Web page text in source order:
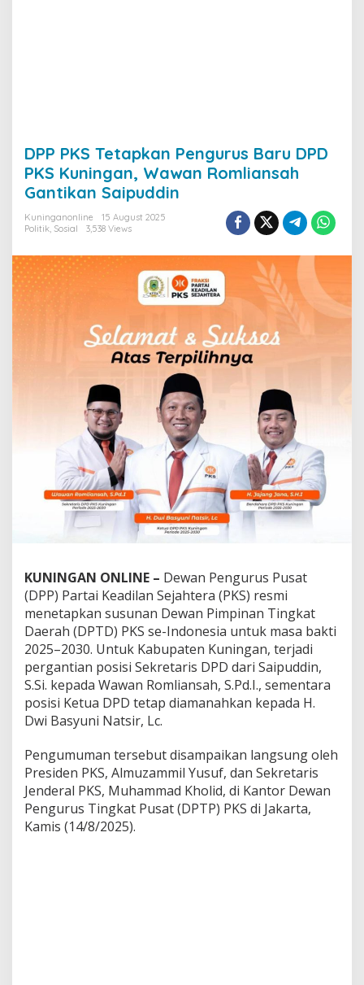
DPP PKS Tetapkan Pengurus Baru DPD
PKS Kuningan, Wawan Romliansah
Gantikan Saipuddin
Kuninganonline
15 August 2025
Politik, Sosial 3,538 Views
KUNINGAN ONLINE – Dewan Pengurus Pusat
(DPP) Partai Keadilan Sejahtera (PKS) resmi
menetapkan susunan Dewan Pimpinan Tingkat
Daerah (DPTD) PKS se-Indonesia untuk masa bakti
2025–2030. Untuk Kabupaten Kuningan, terjadi
pergantian posisi Sekretaris DPD dari Saipuddin,
S.Si. kepada Wawan Romliansah, S.Pd.I., sementara
posisi Ketua DPD tetap diamanahkan kepada H.
Dwi Basyuni Natsir, Lc.
Pengumuman tersebut disampaikan langsung oleh
Presiden PKS, Almuzammil Yusuf, dan Sekretaris
Jenderal PKS, Muhammad Kholid, di Kantor Dewan
Pengurus Tingkat Pusat (DPTP) PKS di Jakarta,
Kamis (14/8/2025).